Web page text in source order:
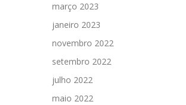
março 2023
janeiro 2023
novembro 2022
setembro 2022
julho 2022
maio 2022